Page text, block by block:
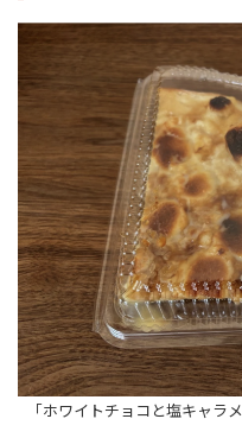
「ホワイトチョコと塩キャラ